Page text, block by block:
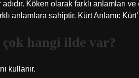
Köken olarak farklı anlamları
anlamlara sahiptir. Kürt Anlamı:
hangi ilde var?
kullanır.